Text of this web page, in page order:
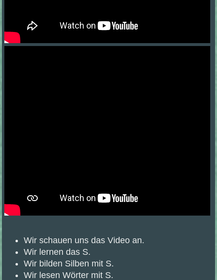
Wir schauen uns das Video an.
Wir lernen das S.
Wir bilden Silben mit S.
Wir lesen Wörter mit S.